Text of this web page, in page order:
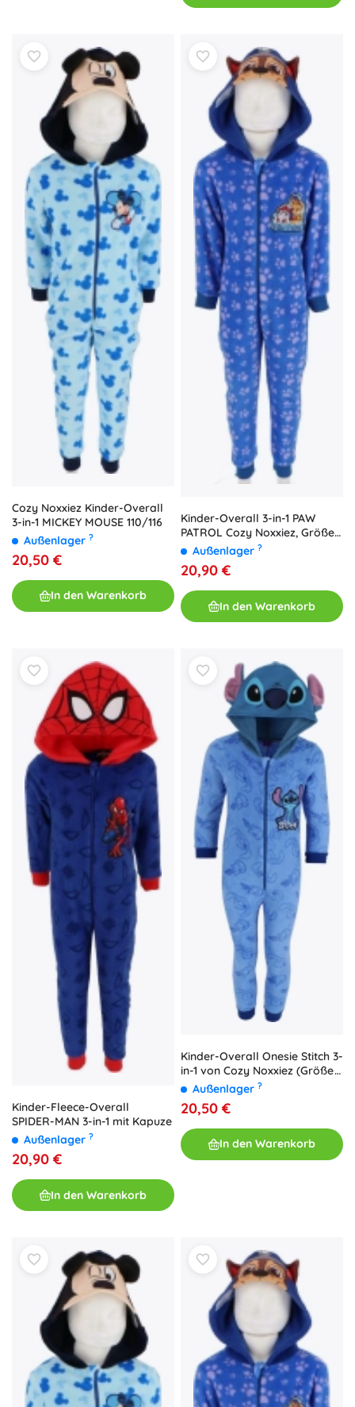
Cozy Noxxiez Kinder-Overall
3-in-1 MICKEY MOUSE 110/116
Außenlager ?
20,50 €
In den Warenkorb
Kinder-Overall 3-in-1 PAW
PATROL Cozy Noxxiez, Größe
110/116
Außenlager ?
20,90 €
In den Warenkorb
Kinder-Fleece-Overall
SPIDER-MAN 3-in-1 mit Kapuze
Außenlager ?
20,90 €
In den Warenkorb
Kinder-Overall Onesie Stitch 3-
in-1 von Cozy Noxxiez (Größe
110/116)
Außenlager ?
20,50 €
In den Warenkorb